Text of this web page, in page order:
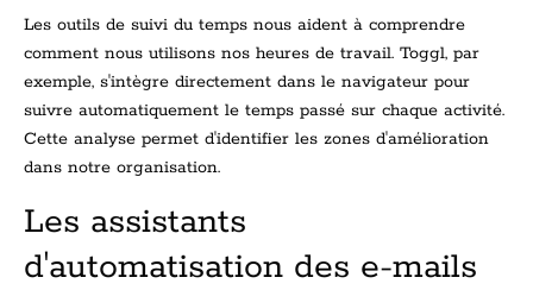
Les outils de suivi du temps nous aident à comprendre
comment nous utilisons nos heures de travail. Toggl, par
exemple, s'intègre directement dans le navigateur pour
suivre automatiquement le temps passé sur chaque activité.
Cette analyse permet d'identifier les zones d'amélioration
dans notre organisation.
Les assistants
d'automatisation des e-mails